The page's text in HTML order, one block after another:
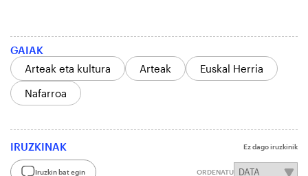
GAIAK
Arteak eta kultura
Arteak
Euskal Herria
Nafarroa
IRUZKINAK Ez dago iruzkinik
Iruzkin bat egin ORDENATU